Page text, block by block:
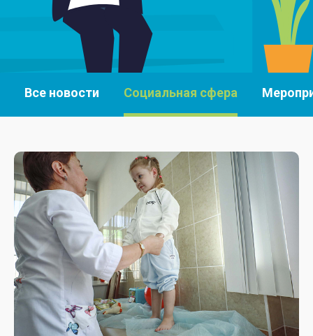
Все новости Социальная сфера